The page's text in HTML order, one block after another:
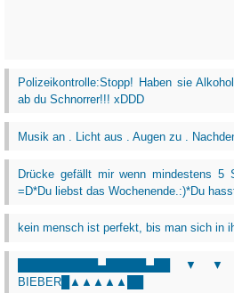
Polizeikontrolle:Stopp! Haben sie
ab du Schnorrer!!! xDDD
Musik an . Licht aus . Augen zu .
Drücke gefällt mir wenn mindestens 5
=D*Du liebst das Wochenende.:)*Du
kein mensch ist perfekt, bis man sich in
BIEBER█▲▲▲▲▲██